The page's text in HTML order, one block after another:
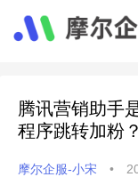
腾讯营销助手
程序跳转加粉？
摩尔企服-小宋 •